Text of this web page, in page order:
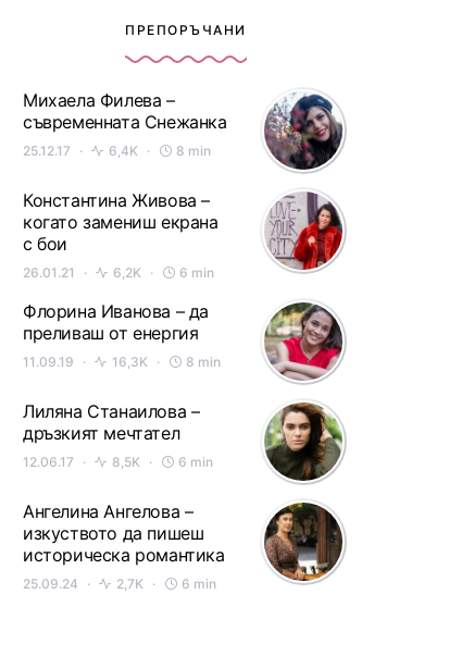
ПРЕПОРЪЧАНИ
Михаела Филева –
съвременната Снежанка
25.12.17 6,4K 8 min
Константина Живова –
когато замениш екрана
с бои
26.01.21 6,2K 6 min
Флорина Иванова – да
преливаш от енергия
11.09.19 16,3K 8 min
Лиляна Станаилова –
дръзкият мечтател
12.06.17 8,5K 6 min
Ангелина Ангелова –
изкуството да пишеш
историческа романтика
25.09.24 2,7K 6 min